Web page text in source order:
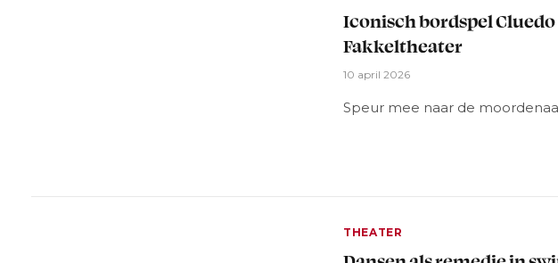
Iconisch bordspel
Fakkeltheater
10 april 2026
Speur mee naar de
THEATER